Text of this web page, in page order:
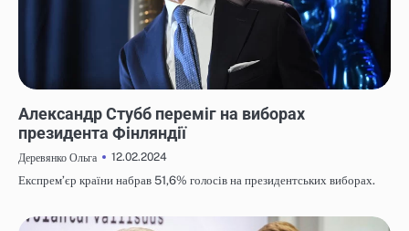
Александр Стубб переміг на виборах
президента Фінляндії
Деревянко Ольга
12.02.2024
Експремʼєр країни набрав 51,6% голосів на президентських виборах.